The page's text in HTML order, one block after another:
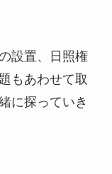
設置、日照権
もあわせて取
に探っていき